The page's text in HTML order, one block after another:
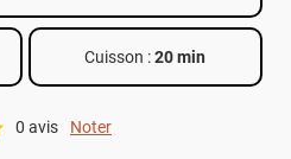
Cuisson :20 min
0 out of 5.
0 avis Noter